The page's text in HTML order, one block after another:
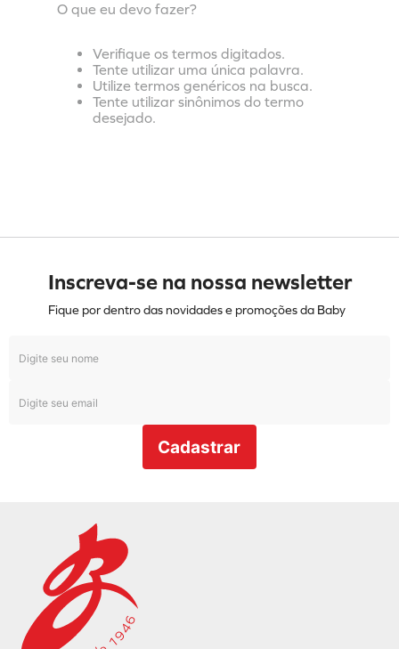
O que eu devo fazer?
Verifique os termos digitados.
Tente utilizar uma única palavra.
Utilize termos genéricos na busca.
Tente utilizar sinônimos do termo
desejado.
Inscreva-se na nossa newsletter
Fique por dentro das novidades e promoções da Baby
Cadastrar